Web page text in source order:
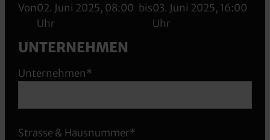
Von02. Juni 2025, 08:00
Uhr
bis03. Juni 2025, 16:00
Uhr
UNTERNEHMEN
Unternehmen*
Strasse & Hausnummer*